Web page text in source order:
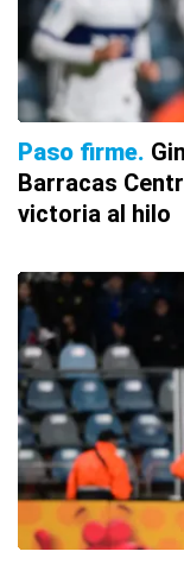
Paso firme
Barracas
victoria al hilo